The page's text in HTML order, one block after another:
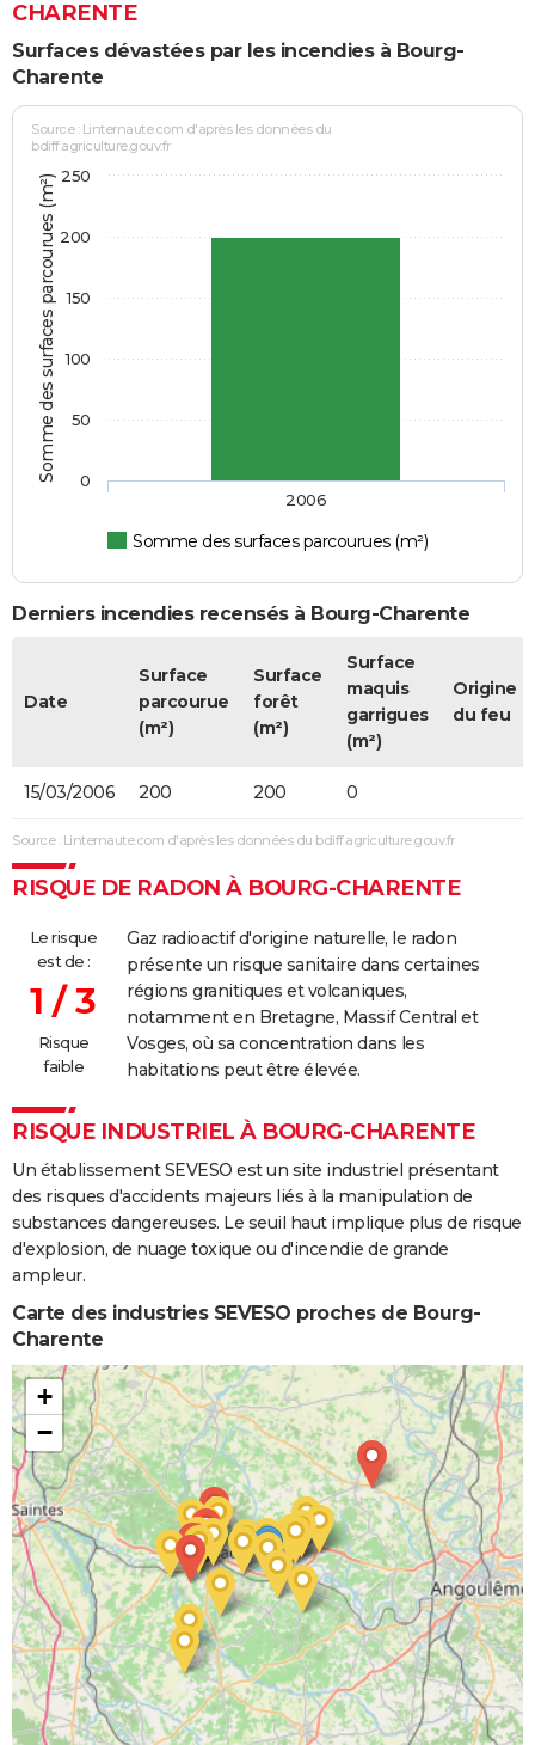
CHARENTE
Surfaces dévastées par les incendies à Bourg-
Charente
Somme des surfaces parcourues (m²)
Source : Linternaute.com d'après les données du
bdiff.agriculture.gouv.fr
Somme des surfaces parcourues (m²)
2006
0
50
100
150
200
250
Derniers incendies recensés à Bourg-Charente
Date
Surface
parcourue
(m²)
Surface
forêt
(m²)
Surface
maquis
garrigues
(m²)
Origine
du feu
15/03/2006 200 200 0
Source : Linternaute.com d'après les données du bdiff.agriculture.gouv.fr
RISQUE DE RADON À BOURG-CHARENTE
Le risque
est de :
1 / 3
Risque
faible
Gaz radioactif d'origine naturelle, le radon
présente un risque sanitaire dans certaines
régions granitiques et volcaniques,
notamment en Bretagne, Massif Central et
Vosges, où sa concentration dans les
habitations peut être élevée.
RISQUE INDUSTRIEL À BOURG-CHARENTE
Un établissement SEVESO est un site industriel présentant
des risques d'accidents majeurs liés à la manipulation de
substances dangereuses. Le seuil haut implique plus de risque
d'explosion, de nuage toxique ou d'incendie de grande
ampleur.
Carte des industries SEVESO proches de Bourg-
Charente
+
−